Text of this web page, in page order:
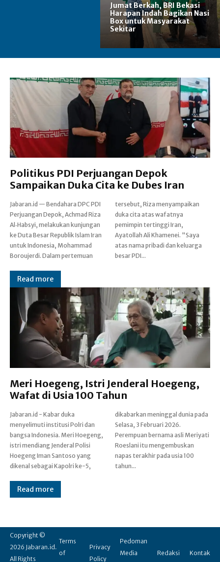
Jumat Berkah, BRI Bekasi
Harapan Indah Bagikan Nasi
Box untuk Masyarakat
Sekitar
Politikus PDI Perjuangan Depok
Sampaikan Duka Cita ke Dubes Iran
Jabaran.id — Bendahara DPC PDI
Perjuangan Depok, Achmad Riza
Al‑Habsyi, melakukan kunjungan
ke Duta Besar Republik Islam Iran
untuk Indonesia, Mohammad
Boroujerdi. Dalam pertemuan
tersebut, Riza menyampaikan
duka cita atas wafatnya
pemimpin tertinggi Iran,
Ayatollah Ali Khamenei. "Saya
atas nama pribadi dan keluarga
besar PDI...
Read more
Meri Hoegeng, Istri Jenderal Hoegeng,
Wafat di Usia 100 Tahun
Jabaran.id - Kabar duka
menyelimuti institusi Polri dan
bangsa Indonesia. Meri Hoegeng,
istri mendiang Jenderal Polisi
Hoegeng Iman Santoso yang
dikenal sebagai Kapolri ke-5,
dikabarkan meninggal dunia pada
Selasa, 3 Februari 2026.
Perempuan bernama asli Meriyati
Roeslani itu mengembuskan
napas terakhir pada usia 100
tahun...
Read more
Copyright ©
2026 Jabaran.id.
All Rights
Terms
of
Privacy
Policy
Pedoman
Media
Redaksi Kontak